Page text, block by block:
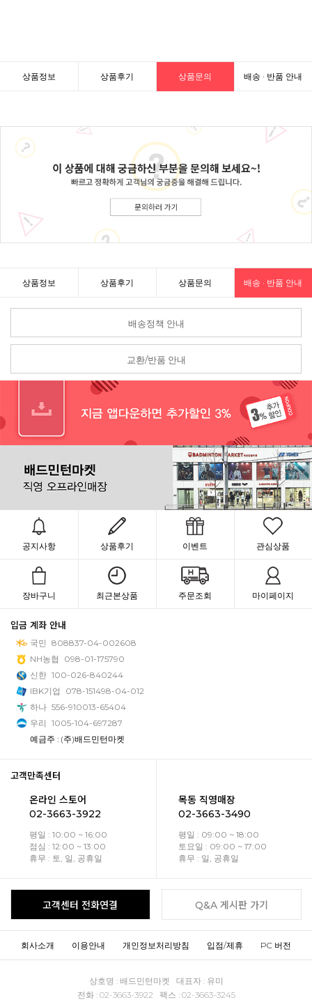
상품정보 상품후기 상품문의 배송 · 반품 안내
상품정보 상품후기 상품문의 배송 · 반품 안내
배송정책 안내
교환/반품 안내
공지사항 상품후기 이벤트 관심상품
장바구니 최근본상품 주문조회 마이페이지
입금 계좌 안내
국민 808837-04-002608
NH농협
098-01-175790
신한 100-026-840244
IBK기업
078-151498-04-012
하나 556-910013-65404
우리 1005-104-697287
예금주 : (주)배드민턴마켓
고객만족센터
온라인 스토어
02-3663-3922
평일 : 10:00 ~ 16:00
점심 : 12:00 ~ 13:00
휴무 : 토, 일, 공휴일
목동 직영매장
02-3663-3490
평일 : 09:00 ~ 18:00
토요일 : 09:00 ~ 17:00
휴무 : 일, 공휴일
고객센터 전화연결 Q&A 게시판 가기
회사소개 이용안내 개인정보처리방침 입점/제휴 PC 버전
상호명 : 배드민턴마켓 대표자 : 유미
전화 : 02-3663-3922 팩스 : 02-3663-3245